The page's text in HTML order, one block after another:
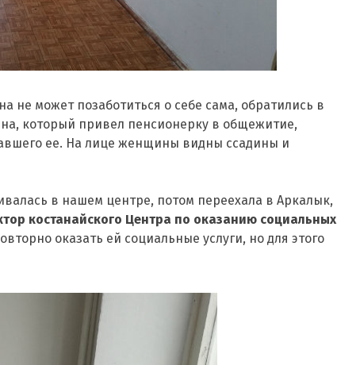
не может позаботиться о себе сама, обратились в
который привел пенсионерку в общежитие,
ее. На лице женщины видны ссадины и
в нашем центре, потом переехала в Аркалык,
костанайского Центра по оказанию социальных
оказать ей социальные услуги, но для этого